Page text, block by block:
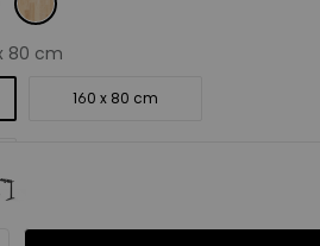
80 cm
160 x 80 cm